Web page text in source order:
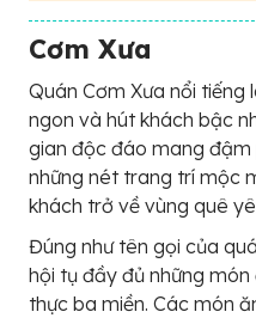
Cơm Xưa
Quán Cơm Xưa nổi
ngon và hút khách bậc
gian độc đáo mang
những nét trang trí mộc
khách trở về vùng quê
Đúng như tên gọi của
hội tụ đầy đủ những
thực ba miền. Các món